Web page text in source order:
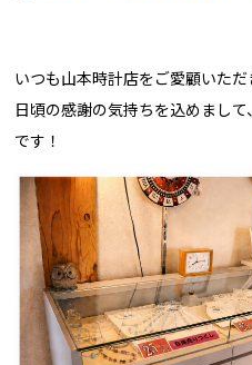
いつも山本時計店をご愛顧いただ
日頃の感謝の気持ちを込めまして
です！